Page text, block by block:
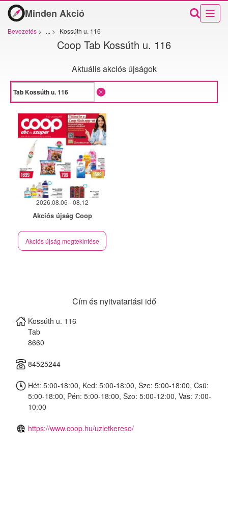
Minden Akció
Bevezetés > ... > Kossúth u. 116
Coop Tab Kossúth u. 116
Aktuális akciós újságok
2026.08.06 - 08.12
Akciós újság Coop
Akciós újság megtekintése
Cím és nyitvatartási idő
Kossúth u. 116
Tab
8660
84525244
Hét: 5:00-18:00, Ked: 5:00-18:00, Sze: 5:00-18:00, Csü:
5:00-18:00, Pén: 5:00-18:00, Szo: 5:00-12:00, Vas: 7:00-
10:00
https://www.coop.hu/uzletkereso/